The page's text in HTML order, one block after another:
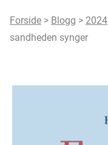
Forside > Blogg > 2024
sandheden synger